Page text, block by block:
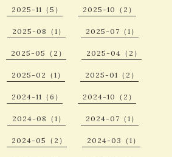
2025-11（5） 2025-10（2）
2025-08（1） 2025-07（1）
2025-05（2） 2025-04（2）
2025-02（1） 2025-01（2）
2024-11（6） 2024-10（2）
2024-08（1） 2024-07（1）
2024-05（2） 2024-03（1）